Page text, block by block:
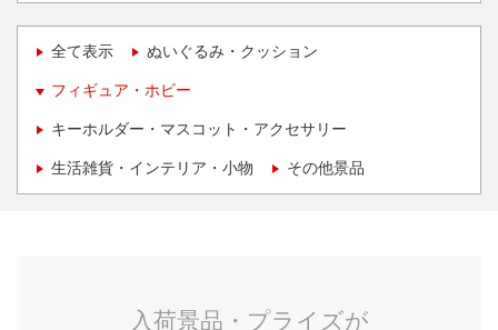
全て表示 ぬいぐるみ・クッション
フィギュア・ホビー
キーホルダー・マスコット・アクセサリー
生活雑貨・インテリア・小物 その他景品